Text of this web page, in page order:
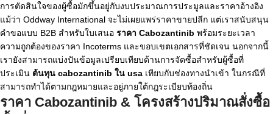
การตัดสินใจของผู้ซื้อมักขึ้นอยู่กับงบประมาณการประมูลและราคาอ้างอิง
แม้ว่า Oddway International จะไม่เผยแพร่ราคาขายปลีก แต่เราสนับสนุน
คำขอแบบ B2B สำหรับใบเสนอ ราคา Cabozantinib พร้อมระยะเวลา
ความถูกต้องของราคา Incoterms และขอบเขตเอกสารที่ชัดเจน นอกจากนี้
เรายังสามารถแบ่งปันข้อมูลเปรียบเทียบด้านการจัดซื้อสำหรับผู้ซื้อที่
ประเมิน ต้นทุน cabozantinib ใน usa เทียบกับช่องทางนำเข้า ในกรณีที่
สามารถทำได้ตามกฎหมายและอยู่ภายใต้กฎระเบียบท้องถิ่น
ราคา Cabozantinib & โครงสร้างปริมาณสั่งซื้อ